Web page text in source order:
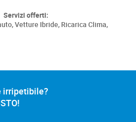
Servizi offerti:
Vetture Ibride, Ricarica Clima,
irripetibile?